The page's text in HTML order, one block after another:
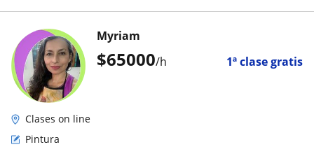
$65000/h 1ª clase gratis
Myriam
Clases on line
Pintura